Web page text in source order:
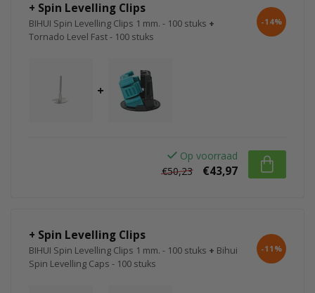
+ Spin Levelling Clips
BIHUI Spin Levelling Clips 1 mm. - 100 stuks +
Tornado Level Fast - 100 stuks
-14%
+
Op voorraad
€50,23
€43,97
+ Spin Levelling Clips
BIHUI Spin Levelling Clips 1 mm. - 100 stuks + Bihui
Spin Levelling Caps - 100 stuks
-11%